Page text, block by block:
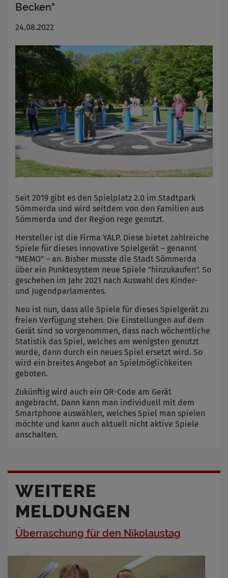
Becken"
24.08.2022
Seit 2019 gibt es den Spielplatz 2.0 im Stadtpark
Sömmerda und wird seitdem von den Familien aus
Sömmerda und der Region rege genutzt.
Hersteller ist die Firma YALP. Diese bietet zahlreiche
Spiele für dieses innovative Spielgerät – genannt
"MEMO" – an. Bisher musste die Stadt Sömmerda
über ein Punktesystem neue Spiele "hinzukaufen". So
geschehen im Jahr 2021 nach Auswahl des Kinder-
und Jugendparlamentes.
Neu ist nun, dass alle Spiele für dieses Spielgerät zu
freien Verfügung stehen. Die Einstellungen auf dem
Gerät sind so vorgenommen, dass nach wöchentliche
Statistik das Spiel, welches am wenigsten genutzt
wurde, dann durch ein neues Spiel ersetzt wird. So
wird ein breites Angebot an Spielmöglichkeiten
geboten.
Zukünftig wird auch ein QR-Code am Gerät
angebracht. Dann kann man individuell mit dem
Smartphone auswählen, welches Spiel man spielen
möchte und kann auch aktuell nicht aktive Spiele
anschalten.
WEITERE
MELDUNGEN
Überraschung für den Nikolaustag